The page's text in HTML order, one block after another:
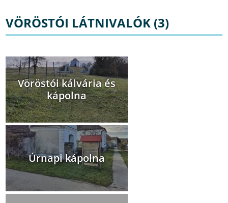
VÖRÖSTÓI LÁTNIVALÓK (3)
Vöröstói kálvária és
kápolna
Úrnapi kápolna